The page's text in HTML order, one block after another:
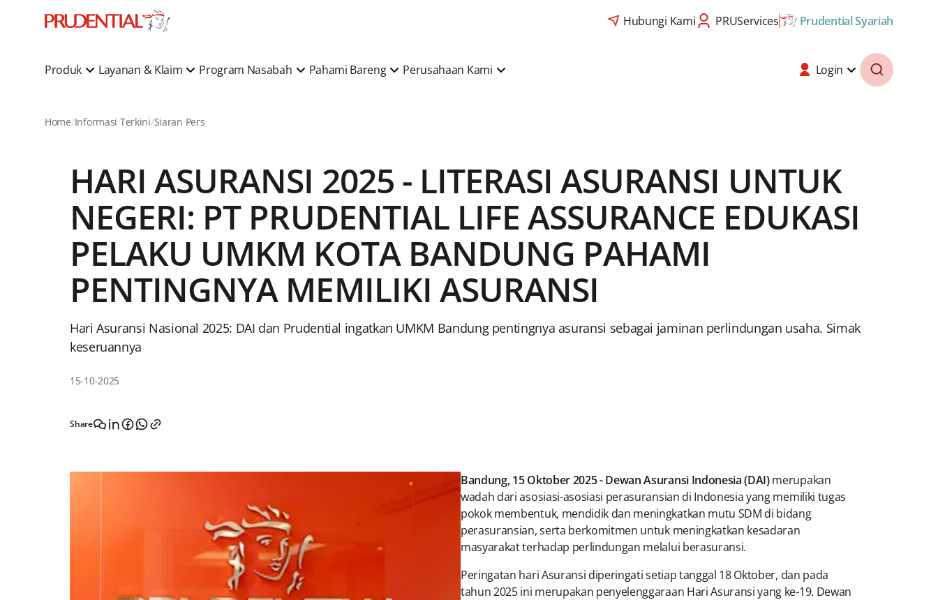
Hubungi Kami PRUServices Prudential Syariah
Produk Layanan & Klaim Program Nasabah Pahami Bareng Perusahaan Kami Login
Home Informasi Terkini Siaran Pers
HARI ASURANSI 2025 - LITERASI ASURANSI UNTUK
NEGERI: PT PRUDENTIAL LIFE ASSURANCE EDUKASI
PELAKU UMKM KOTA BANDUNG PAHAMI
PENTINGNYA MEMILIKI ASURANSI
Hari Asuransi Nasional 2025: DAI dan Prudential ingatkan UMKM Bandung pentingnya asuransi sebagai jaminan perlindungan usaha. Simak
keseruannya
15-10-2025
Share
Bandung, 15 Oktober 2025 - Dewan Asuransi Indonesia (DAI)merupakan
wadah dari asosiasi-asosiasi perasuransian di Indonesia yang memiliki tugas
pokok membentuk, mendidik dan meningkatkan mutu SDM di bidang
perasuransian, serta berkomitmen untuk meningkatkan kesadaran
masyarakat terhadap perlindungan melalui berasuransi.
Peringatan hari Asuransi diperingati setiap tanggal 18 Oktober, dan pada
tahun 2025 ini merupakan penyelenggaraan Hari Asuransi yang ke-19. Dewan